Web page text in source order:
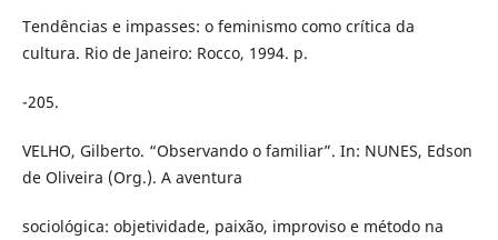
Tendências e impasses: o feminismo como crítica da
cultura. Rio de Janeiro: Rocco, 1994. p.
-205.
VELHO, Gilberto. “Observando o familiar”. In: NUNES, Edson
de Oliveira (Org.). A aventura
sociológica: objetividade, paixão, improviso e método na